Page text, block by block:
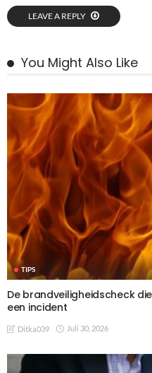
LEAVE A REPLY
You Might Also Like
TIPS
De brandveiligheidscheck
een incident
Ditka039 Juli 30, 2026